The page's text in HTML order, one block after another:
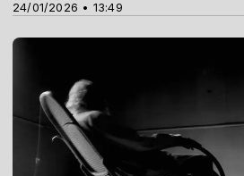
24/01/2026 • 13:49